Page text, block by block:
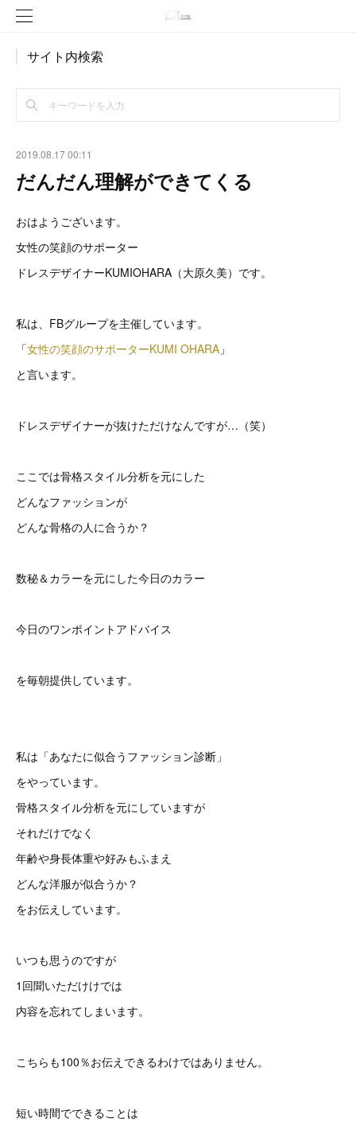
サイト内検索
2019.08.17 00:11
だんだん理解ができてくる
おはようございます。
女性の笑顔のサポーター
ドレスデザイナーKUMIOHARA（大原久美）です。
私は、FBグループを主催しています。
「女性の笑顔のサポーターKUMI OHARA 」
と言います。
ドレスデザイナーが抜けただけなんですが…（笑）
ここでは骨格スタイル分析を元にした
どんなファッションが
どんな骨格の人に合うか？
数秘＆カラーを元にした今日のカラー
今日のワンポイントアドバイス
を毎朝提供しています。
私は「あなたに似合うファッション診断」
をやっています。
骨格スタイル分析を元にしていますが
それだけでなく
年齢や身長体重や好みもふまえ
どんな洋服が似合うか？
をお伝えしています。
いつも思うのですが
1回聞いただけけでは
内容を忘れてしまいます。
こちらも100％お伝えできるわけではありません。
短い時間でできることは